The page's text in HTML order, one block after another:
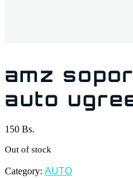
amz
auto
150 Bs.
Out of stock
Category: AUTO